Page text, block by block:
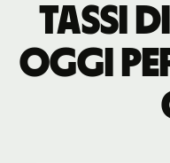
Tassi
oggi